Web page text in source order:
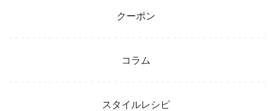
クーポン
コラム
スタイルレシピ